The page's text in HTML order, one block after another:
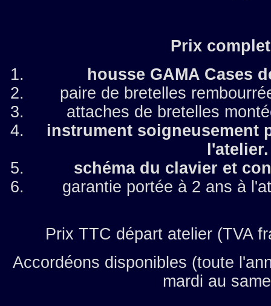
Prix
housse GAMA Cases
paire de bretelles
attaches de bretelles
instrument soigneusement
l'atelier.
schéma du clavier et
garantie portée à 2 ans à
Prix TTC départ atelier (TVA
Accordéons disponibles (toute
mardi au